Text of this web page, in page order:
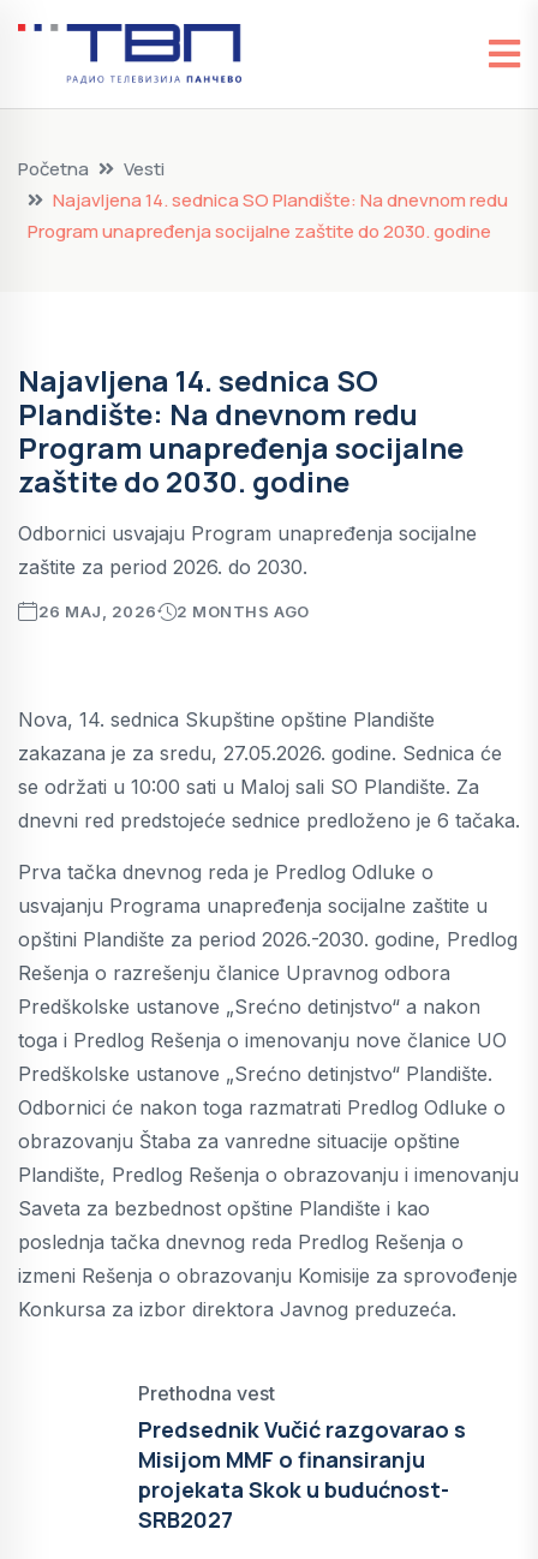
Početna
Vesti
Najavljena 14. sednica SO Plandište: Na dnevnom redu
Program unapređenja socijalne zaštite do 2030. godine
Najavljena 14. sednica SO
Plandište: Na dnevnom redu
Program unapređenja socijalne
zaštite do 2030. godine
Odbornici usvajaju Program unapređenja socijalne
zaštite za period 2026. do 2030.
26 MAJ, 2026 2 MONTHS AGO
Nova, 14. sednica Skupštine opštine Plandište
zakazana je za sredu, 27.05.2026. godine. Sednica će
se održati u 10:00 sati u Maloj sali SO Plandište. Za
dnevni red predstojeće sednice predloženo je 6 tačaka.
Prva tačka dnevnog reda je Predlog Odluke o
usvajanju Programa unapređenja socijalne zaštite u
opštini Plandište za period 2026.-2030. godine, Predlog
Rešenja o razrešenju članice Upravnog odbora
Predškolske ustanove „Srećno detinjstvo“ a nakon
toga i Predlog Rešenja o imenovanju nove članice UO
Predškolske ustanove „Srećno detinjstvo“ Plandište.
Odbornici će nakon toga razmatrati Predlog Odluke o
obrazovanju Štaba za vanredne situacije opštine
Plandište, Predlog Rešenja o obrazovanju i imenovanju
Saveta za bezbednost opštine Plandište i kao
poslednja tačka dnevnog reda Predlog Rešenja o
izmeni Rešenja o obrazovanju Komisije za sprovođenje
Konkursa za izbor direktora Javnog preduzeća.
Prethodna vest
Predsednik Vučić razgovarao s
Misijom MMF o finansiranju
projekata Skok u budućnost-
SRB2027